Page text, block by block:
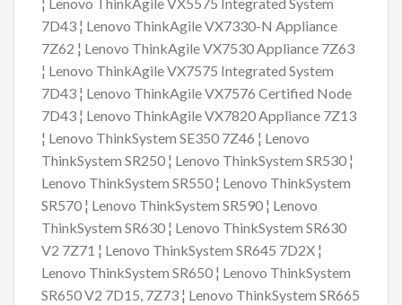
7D43 ¦ Lenovo ThinkAgile VX7330-N Appliance
7Z62 ¦ Lenovo ThinkAgile VX7530 Appliance 7Z63
¦ Lenovo ThinkAgile VX7575 Integrated System
7D43 ¦ Lenovo ThinkAgile VX7576 Certified Node
7D43 ¦ Lenovo ThinkAgile VX7820 Appliance 7Z13
¦ Lenovo ThinkSystem SE350 7Z46 ¦ Lenovo
ThinkSystem SR250 ¦ Lenovo ThinkSystem SR530 ¦
Lenovo ThinkSystem SR550 ¦ Lenovo ThinkSystem
SR570 ¦ Lenovo ThinkSystem SR590 ¦ Lenovo
ThinkSystem SR630 ¦ Lenovo ThinkSystem SR630
V2 7Z71 ¦ Lenovo ThinkSystem SR645 7D2X ¦
Lenovo ThinkSystem SR650 ¦ Lenovo ThinkSystem
SR650 V2 7D15, 7Z73 ¦ Lenovo ThinkSystem SR665